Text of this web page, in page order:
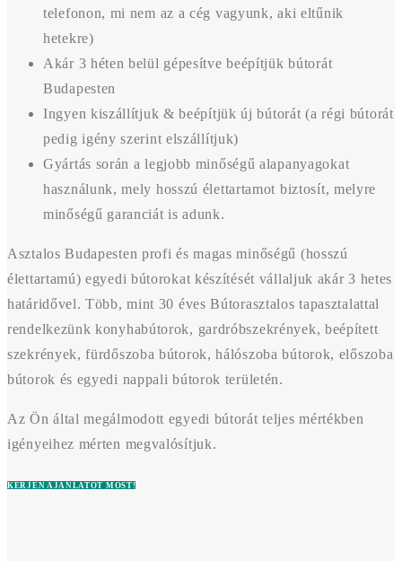
telefonon, mi nem az a cég vagyunk, aki eltűnik
hetekre)
Akár 3 héten belül gépesítve beépítjük bútorát
Budapesten
Ingyen kiszállítjuk & beépítjük új bútorát (a régi bútorát
pedig igény szerint elszállítjuk)
Gyártás során a legjobb minőségű alapanyagokat
használunk, mely hosszú élettartamot biztosít, melyre
minőségű garanciát is adunk.
Asztalos Budapesten profi és magas minőségű (hosszú
élettartamú) egyedi bútorokat készítését vállaljuk akár 3 hetes
határidővel. Több, mint 30 éves Bútorasztalos tapasztalattal
rendelkezünk konyhabútorok, gardróbszekrények, beépített
szekrények, fürdőszoba bútorok, hálószoba bútorok, előszoba
bútorok és egyedi nappali bútorok területén.
Az Ön által megálmodott egyedi bútorát teljes mértékben
igényeihez mérten megvalósítjuk.
KÉRJEN AJÁNLATOT MOST!